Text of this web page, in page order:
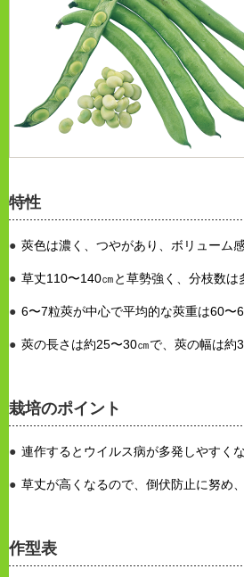
特性
莢色は濃く、つやがあり、ボリューム
草丈110〜140㎝と草勢強く、分枝数
6〜7粒莢が中心で平均的な莢重は60〜
莢の長さは約25〜30㎝で、莢の幅は約3
栽培のポイント
連作するとウイルス病が多発しやすく
草丈が高くなるので、倒伏防止に努め
作型表